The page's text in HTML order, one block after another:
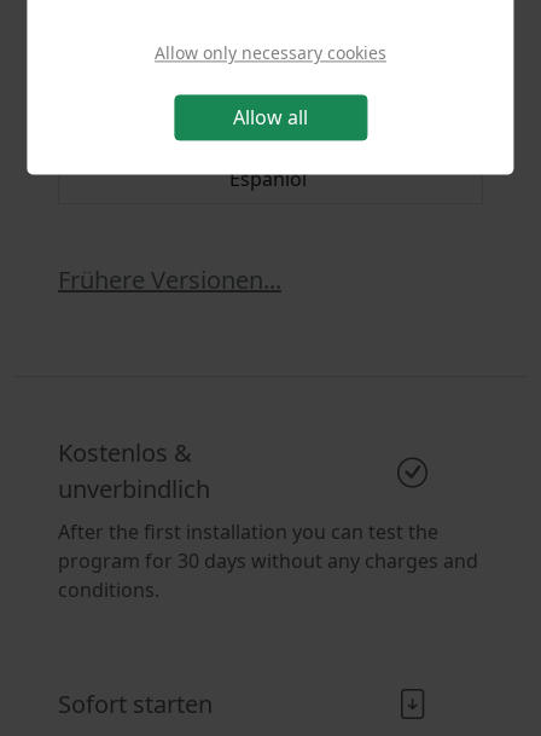
Allow only necessary cookies
Allow all
Languages
Deutsch
Nederlands
English
Francais
Espaniol
Frühere Versionen...
Kostenlos &
unverbindlich
After the first installation you can test the
program for 30 days without any charges and
conditions.
Sofort starten